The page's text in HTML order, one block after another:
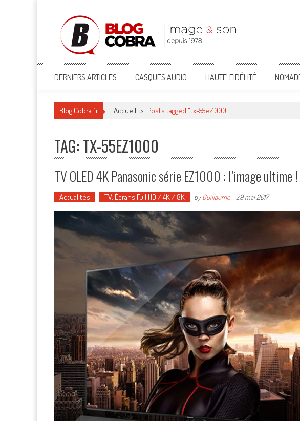
Blog Cobra
Toute l'actu Image & Son !
DERNIERS ARTICLES CASQUES AUDIO HAUTE-FIDÉLITÉ
Blog Cobra.fr Accueil > Posts tagged "tx-55ez1000"
TAG: TX-55EZ1000
TV OLED 4K Panasonic série EZ1000 : l’image ultime !
Actualités TV, Écrans Full HD / 4K / 8K byGuillaume- 29 mai 2017